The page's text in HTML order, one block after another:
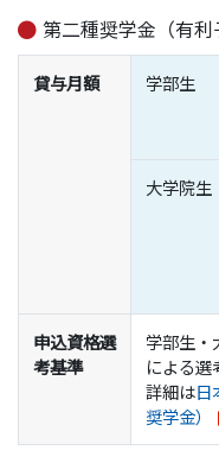
第二種奨学金（有利
貸与月額 学部生
大学院生
申込資格選
考基準
学部生・
による選
詳細は日
奨学金）